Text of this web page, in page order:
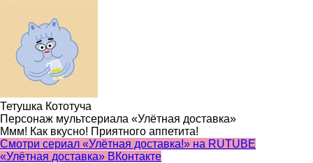
Тетушка Кототуча
Персонаж мультсериала «Улётная доставка»
Ммм! Как вкусно! Приятного аппетита!
Cмотри сериал «Улётная доставка!» на RUTUBE
«Улётная доставка» ВКонтакте